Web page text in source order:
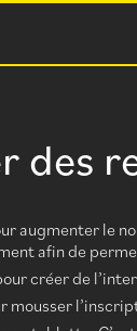
des
augmenter le
afin de
créer de
mousser